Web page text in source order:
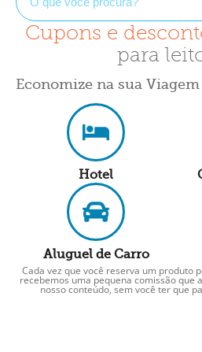
Cupons e
para
Economize na sua Viagem
Hotel
Aluguel de Carro
Cada vez que você reserva um produto
recebemos uma pequena comissão que
nosso conteúdo, sem você ter que